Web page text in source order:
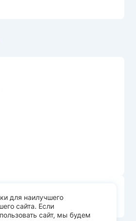
для наилучшего
сайта. Если
сайт, мы будем